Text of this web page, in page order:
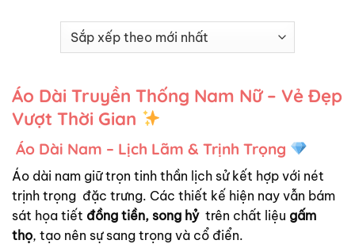
Áo Dài Truyền Thống Nam Nữ – Vẻ Đẹp
Vượt Thời Gian
Áo Dài Nam – Lịch Lãm & Trịnh Trọng
Áo dài nam giữ trọn tinh thần lịch sử kết hợp với nét
trịnh trọng đặc trưng. Các thiết kế hiện nay vẫn bám
sát họa tiết đồng tiền, song hỷtrên chất liệu gấm
thọ, tạo nên sự sang trọng và cổ điển.